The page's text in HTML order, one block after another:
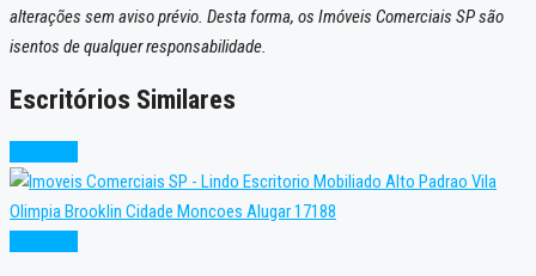
alterações sem aviso prévio. Desta forma, os Imóveis Comerciais SP são
isentos de qualquer responsabilidade.
Escritórios Similares